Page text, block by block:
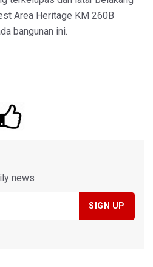
Area Heritage KM 260B
bangunan ini.
news